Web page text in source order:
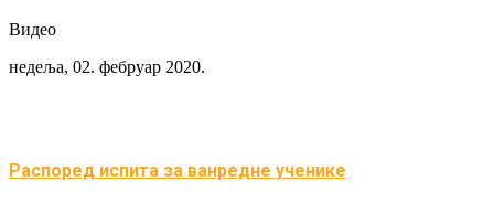
Видео
недеља, 02. фебруар 2020.
Распоред испита за ванредне ученике